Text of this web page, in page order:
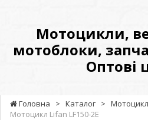
Оптові
ціни.
Мотоцикли,
мотоблоки,
Оптові
Головна > Каталог >
Мотоцикл Lifan LF150-2E